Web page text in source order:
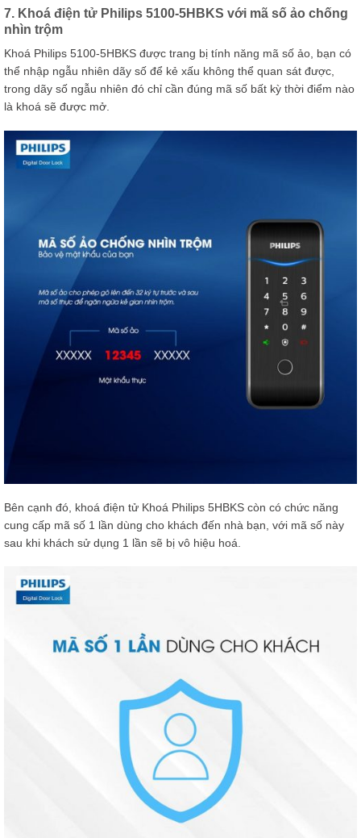
7. Khoá điện tử Philips 5100-5HBKS với mã số ảo chống
nhìn trộm
Khoá Philips 5100-5HBKS được trang bị tính năng mã số ảo, bạn có
thể nhập ngẫu nhiên dãy số để kẻ xấu không thể quan sát được,
trong dãy số ngẫu nhiên đó chỉ cần đúng mã số bất kỳ thời điểm nào
là khoá sẽ được mở.
Bên cạnh đó, khoá điện tử Khoá Philips 5HBKS còn có chức năng
cung cấp mã số 1 lần dùng cho khách đến nhà bạn, với mã số này
sau khi khách sử dụng 1 lần sẽ bị vô hiệu hoá.